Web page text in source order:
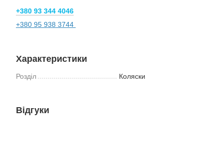
+380 93 344 4046
+380 95 938 3744
Характеристики
Розділ Коляски
Відгуки